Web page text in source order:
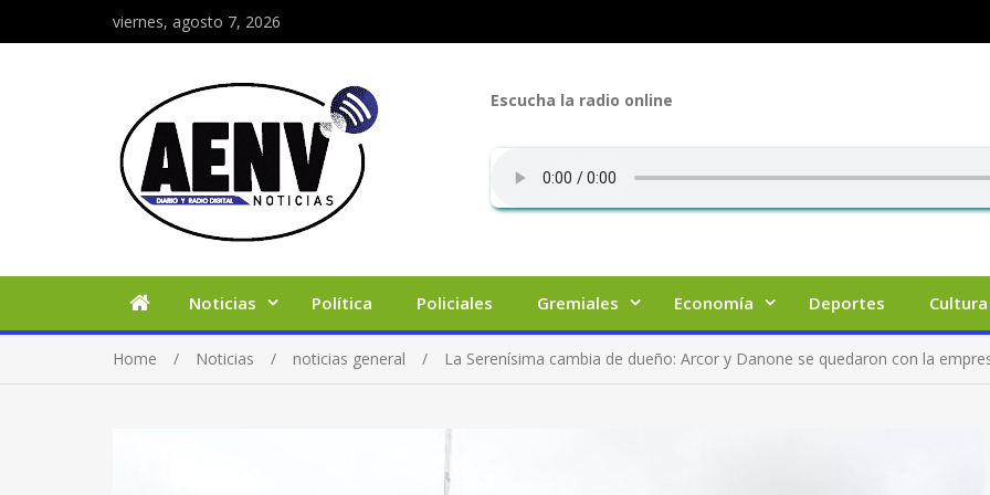
viernes, agosto 7, 2026
Escucha la radio online
Noticias Política Policiales Gremiales Economía Deportes Cultura
Home Noticias noticias general La Serenísima cambia de dueño: Arcor y Danone se quedaron con la